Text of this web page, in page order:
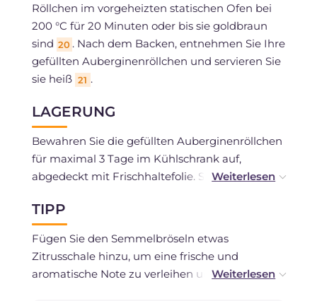
Röllchen im vorgeheizten statischen Ofen bei
200 °C für 20 Minuten oder bis sie goldbraun
sind 20 . Nach dem Backen, entnehmen Sie Ihre
gefüllten Auberginenröllchen und servieren Sie
sie heiß 21 .
LAGERUNG
Bewahren Sie die gefüllten Auberginenröllchen
für maximal 3 Tage im Kühlschrank auf,
abgedeckt mit Frischhaltefolie. Sie können
TIPP
Fügen Sie den Semmelbröseln etwas
Zitrusschale hinzu, um eine frische und
aromatische Note zu verleihen und, wenn Sie